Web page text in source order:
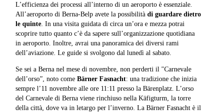
L’efficienza dei processi all’interno di un aeroporto è essenziale.
All’aeroporto di Berna-Belp avete la possibilità di guardare dietro
le quinte . In una visita guidata di circa un’ora e mezza potrai
scoprire tutto quanto c’è da sapere sull’organizzazione quotidiana
in aeroporto. Inoltre, avrai una panoramica dei diversi rami
dell’aviazione. Le guide si svolgono dal lunedì al sabato.
Se sei a Berna nel mese di novembre, non perderti il "Carnevale
dell’orso”, noto come Bärner Fasnacht: una tradizione che inizia
sempre l’11 novembre alle ore 11:11 presso la Bärenplatz. L’orso
del Carnevale di Berna viene rinchiuso nella Käfigturm, la torre
della città, dove va in letargo per l’inverno. La Bärner Fasnacht è il